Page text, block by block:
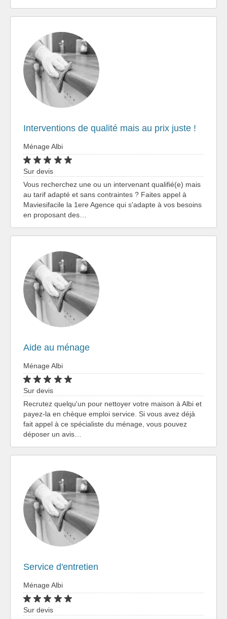
Interventions de qualité mais au prix juste !
Ménage Albi
Sur devis
Vous recherchez une ou un intervenant qualifié(e) mais
au tarif adapté et sans contraintes ? Faites appel à
Maviesifacile la 1ere Agence qui s'adapte à vos besoins
en proposant des…
Aide au ménage
Ménage Albi
Sur devis
Recrutez quelqu'un pour nettoyer votre maison à Albi et
payez-la en chèque emploi service. Si vous avez déjà
fait appel à ce spécialiste du ménage, vous pouvez
déposer un avis…
Service d'entretien
Ménage Albi
Sur devis